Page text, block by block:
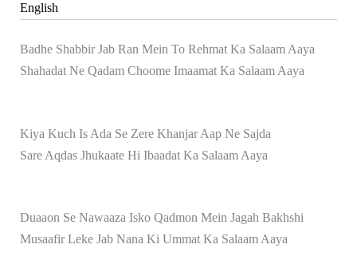
English
Badhe Shabbir Jab Ran Mein To Rehmat Ka Salaam Aaya
Shahadat Ne Qadam Choome Imaamat Ka Salaam Aaya
Kiya Kuch Is Ada Se Zere Khanjar Aap Ne Sajda
Sare Aqdas Jhukaate Hi Ibaadat Ka Salaam Aaya
Duaaon Se Nawaaza Isko Qadmon Mein Jagah Bakhshi
Musaafir Leke Jab Nana Ki Ummat Ka Salaam Aaya